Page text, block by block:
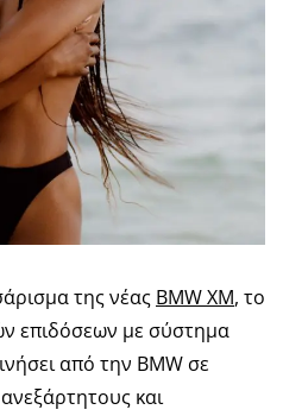
της νέας BMW XM, το
επιδόσεων με σύστημα
από την BMW σε
και